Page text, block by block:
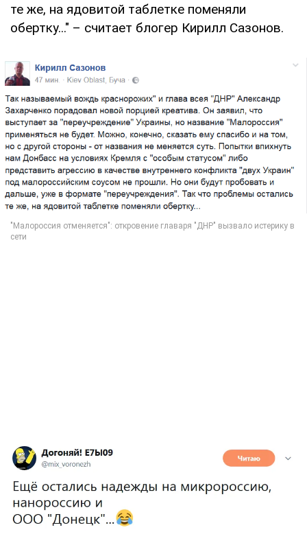
те же, на ядовитой таблетке поменяли
обертку..." – считает блогер Кирилл Сазонов.